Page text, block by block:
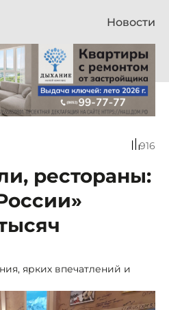
Новости
916
рестораны:
ярких впечатлений и